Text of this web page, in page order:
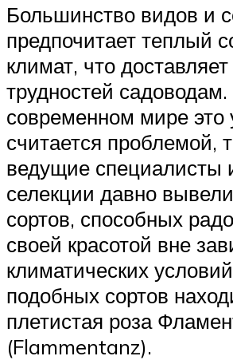
Большинство видов и
предпочитает теплый
климат, что
трудностей
современном мире это
считается проблемой,
ведущие специалисты
селекции давно
сортов, способных
своей красотой вне
климатических
подобных сортов
плетистая роза
(Flammentanz).